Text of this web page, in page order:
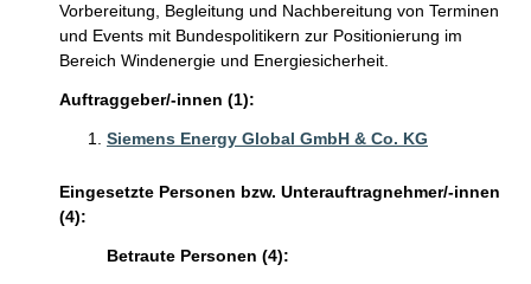
Vorbereitung, Begleitung und Nachbereitung von Terminen
und Events mit Bundespolitikern zur Positionierung im
Bereich Windenergie und Energiesicherheit.
Auftraggeber/-innen (1):
Siemens Energy Global GmbH & Co. KG
Eingesetzte Personen bzw. Unterauftragnehmer/-innen
(4):
Betraute Personen (4):